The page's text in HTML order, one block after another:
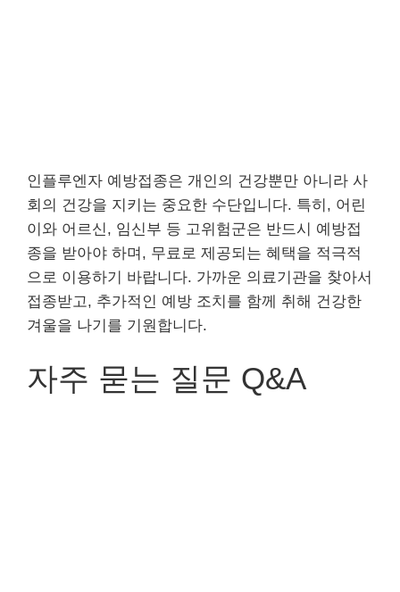
인플루엔자 예방접종은 개인의 건강뿐만 아니라 사
회의 건강을 지키는 중요한 수단입니다. 특히, 어린
이와 어르신, 임신부 등 고위험군은 반드시 예방접
종을 받아야 하며, 무료로 제공되는 혜택을 적극적
으로 이용하기 바랍니다. 가까운 의료기관을 찾아서
접종받고, 추가적인 예방 조치를 함께 취해 건강한
겨울을 나기를 기원합니다.
자주 묻는 질문 Q&A